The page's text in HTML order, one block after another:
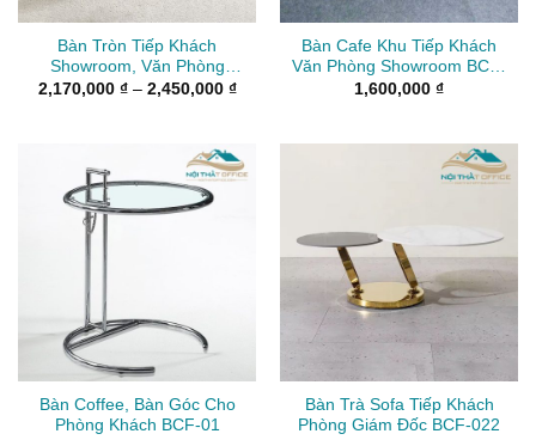
Bàn Tròn Tiếp Khách
Showroom, Văn Phòng
BCF-020
2,170,000 ₫ – 2,450,000 ₫Khoảng
2,450,000 ₫
Bàn Cafe Khu Tiếp Khách
Văn Phòng Showroom BCF-
030
1,600,000 ₫
Bàn Coffee, Bàn Góc Cho
Phòng Khách BCF-01
Bàn Trà Sofa Tiếp Khách
Phòng Giám Đốc BCF-022